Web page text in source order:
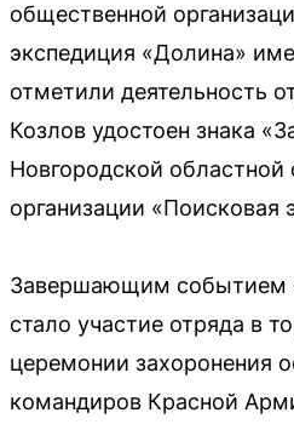
общественной
экспедиция «Долина»
отметили деятельность
Козлов удостоен знака
Новгородской
организации «Поисковая
Завершающим событием
стало участие отряда в
церемонии захоронения
командиров Красной